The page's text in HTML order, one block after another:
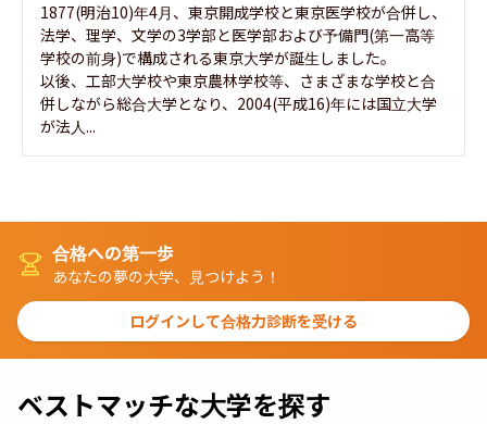
1877(明治10)年4月、東京開成学校と東京医学校が合併し、
法学、理学、文学の3学部と医学部および予備門(第一高等
学校の前身)で構成される東京大学が誕生しました。
以後、工部大学校や東京農林学校等、さまざまな学校と合
併しながら総合大学となり、2004(平成16)年には国立大学
が法人...
合格への第一歩
あなたの夢の大学、見つけよう！
ログインして合格力診断を受ける
ベストマッチな大学を探す